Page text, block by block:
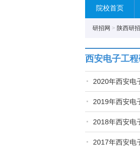
院校首页
研招网 > 陕西研
西安电子工
2020年西安电
2019年西安电
2018年西安电
2017年西安电